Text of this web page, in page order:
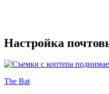
Настройка
The Bat